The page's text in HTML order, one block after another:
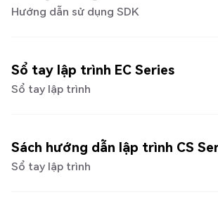
Hướng dẫn sử dụng SDK
Sổ tay lập trình EC Series
Sổ tay lập trình
Sách hướng dẫn lập trình CS
Sổ tay lập trình